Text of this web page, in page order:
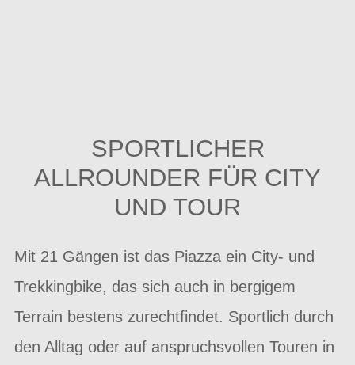
SPORTLICHER
ALLROUNDER FÜR CITY
UND TOUR
Mit 21 Gängen ist das Piazza ein City- und
Trekkingbike, das sich auch in bergigem
Terrain bestens zurechtfindet. Sportlich durch
den Alltag oder auf anspruchsvollen Touren in